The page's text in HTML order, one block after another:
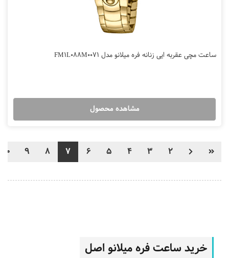
ساعت مچی عقربه ایی زنانه فره میلانو مدل FM1L088M0071
مشاهده محصول
2
3
4
5
6
7
8
9
10
خرید ساعت فره میلانو اصل